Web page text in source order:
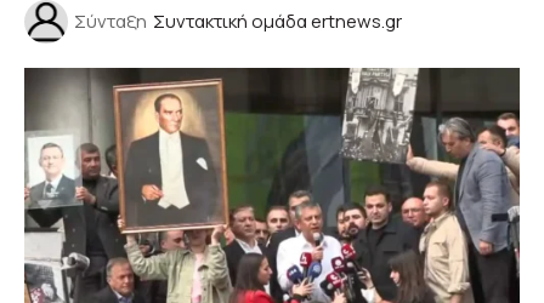
Σύνταξη Συντακτική ομάδα ertnews.gr